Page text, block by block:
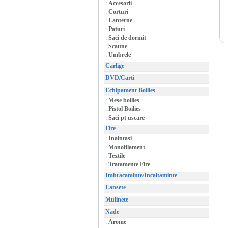
: Accesorii
: Corturi
: Lanterne
: Paturi
: Saci de dormit
: Scaune
: Umbrele
Carlige
DVD/Carti
Echipament Boilies
: Mese boilies
: Pistol Boilies
: Saci pt uscare
Fire
: Inaintasi
: Monofilament
: Textile
: Tratamente Fire
Imbracaminte/Incaltaminte
Lansete
Mulinete
Nade
: Arome